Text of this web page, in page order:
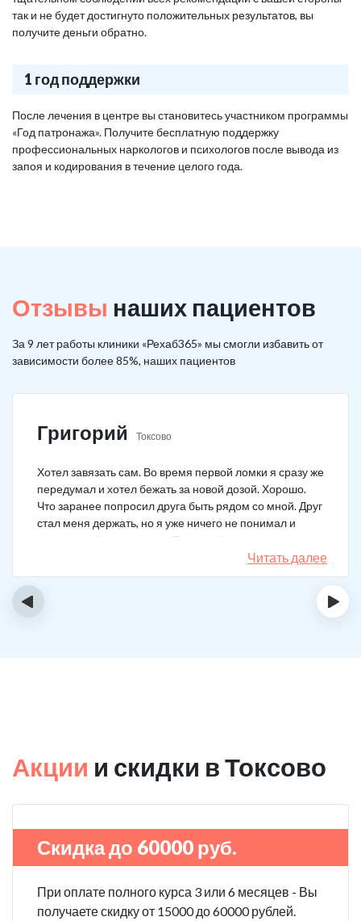
так и не будет достигнуто положительных результатов, вы
получите деньги обратно.
1 год поддержки
После лечения в центре вы становитесь участником программы
«Год патронажа». Получите бесплатную поддержку
профессиональных наркологов и психологов после вывода из
запоя и кодирования в течение целого года.
Отзывы наших пациентов
За 9 лет работы клиники «Рехаб365» мы смогли избавить от
зависимости более 85%, наших пациентов
Григорий Токсово
Хотел завязать сам. Во время первой ломки я сразу же
передумал и хотел бежать за новой дозой. Хорошо.
Что заранее попросил друга быть рядом со мной. Друг
стал меня держать, но я уже ничего не понимал и
начал силой вырываться. Тогда мой товарищ просто
связан меня и позвонил в клинику. На дом приехал
нарколог, мне сделали какую-то капельницу, после
для прохождения курса реабилитации, так я и сделал.
Читать далее
‹ ›
Акции и скидки в Токсово
Скидка до 60000 руб.
При оплате полного курса 3 или 6 месяцев - Вы
получаете скидку от 15000 до 60000 рублей.